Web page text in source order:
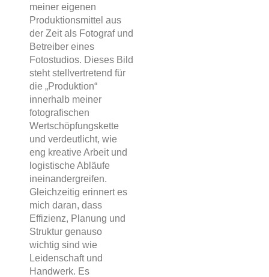
meiner eigenen
Produktionsmittel aus
der Zeit als Fotograf und
Betreiber eines
Fotostudios. Dieses Bild
steht stellvertretend für
die „Produktion“
innerhalb meiner
fotografischen
Wertschöpfungskette
und verdeutlicht, wie
eng kreative Arbeit und
logistische Abläufe
ineinandergreifen.
Gleichzeitig erinnert es
mich daran, dass
Effizienz, Planung und
Struktur genauso
wichtig sind wie
Leidenschaft und
Handwerk. Es